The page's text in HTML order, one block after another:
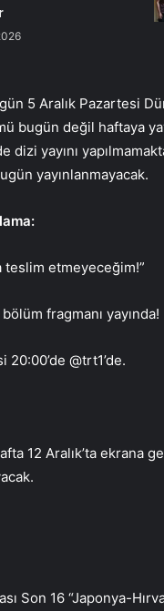
5 Aralık Pazartesi
bugün değil haftaya
dizi yayını
yayınlanmayacak.
teslim etmeyeceğim!”
fragmanı yayında!
@trt1’de.
12 Aralık’ta ekrana
Son 16 “Japonya-